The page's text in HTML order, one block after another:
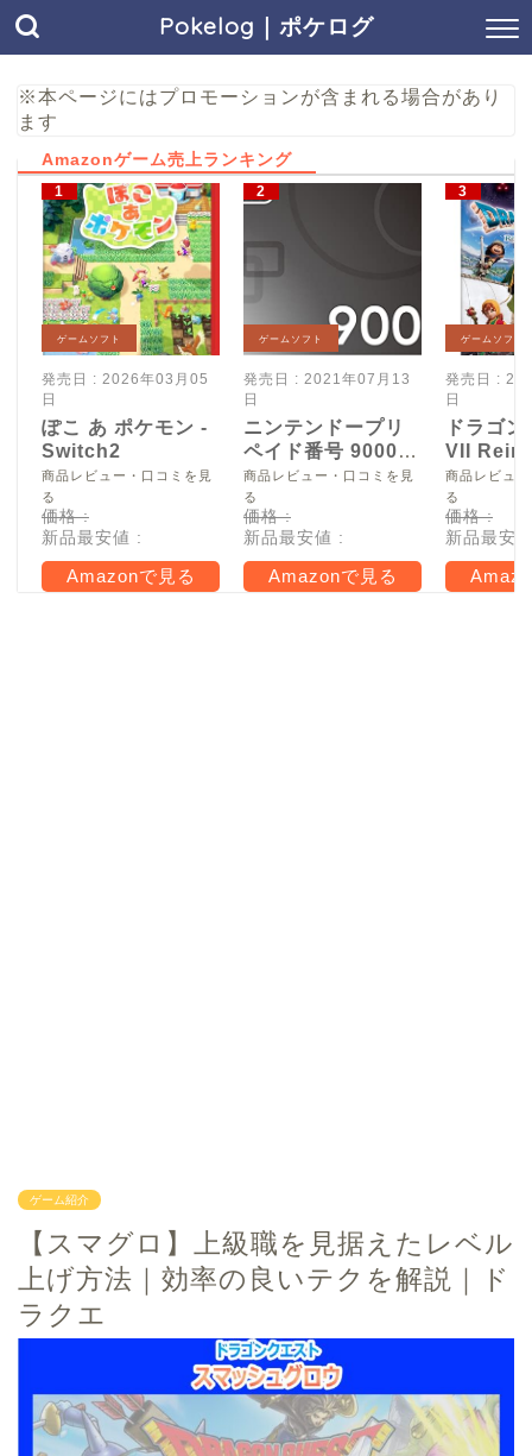
Pokelog｜ポケログ
※本ページにはプロモーションが含まれる場合があり
ます
Amazonゲーム売上ランキング
ゲームソフト
発売日 : 2026年03月05
日
ぽこ あ ポケモン -
Switch2
商品レビュー・口コミを見
る
価格 :
新品最安値 :
Amazonで見る
ゲームソフト
発売日 : 2021年07月13
日
ニンテンドープリ
ペイド番号 9000
円|オンラインコー
ド版
商品レビュー・口コミを見
る
価格 :
新品最安値 :
Amazonで見る
ゲームソフト
発売日 :
日
ドラゴ
VII
Switch2
商品レビュ
る
価格 :
新品最安
ゲーム紹介
【スマグロ】上級職を見据えたレベル
上げ方法｜効率の良いテクを解説｜ド
ラクエ